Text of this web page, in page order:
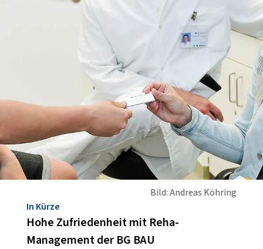
Bild: Andreas Köhring
In Kürze
Hohe Zufriedenheit mit Reha-
Management der BG BAU